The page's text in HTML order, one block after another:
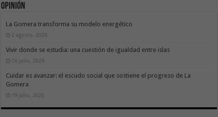
Opinión
La Gomera transforma su modelo energético
2 agosto, 2026
Vivir donde se estudia: una cuestión de igualdad entre islas
26 julio, 2026
Cuidar es avanzar: el escudo social que sostiene el progreso de La
Gomera
19 julio, 2026